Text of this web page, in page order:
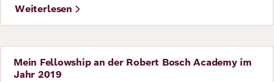
Weiterlesen
Perspective
Mein Fellowship an der Robert Bosch Academy im
Jahr 2019